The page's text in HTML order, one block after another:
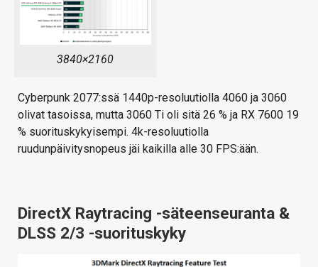
3840×2160
Cyberpunk 2077:ssä 1440p-resoluutiolla 4060 ja 3060
olivat tasoissa, mutta 3060 Ti oli sitä 26 % ja RX 7600 19
% suorituskykyisempi. 4k-resoluutiolla
ruudunpäivitysnopeus jäi kaikilla alle 30 FPS:ään.
DirectX Raytracing -säteenseuranta &
DLSS 2/3 -suorituskyky